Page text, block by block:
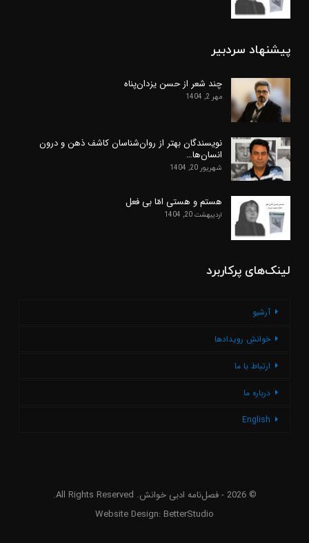
پیشنهاد سردبیر
چند شعر از حسن یزدان‌پناه
مهر 2, 1404
نویسندگان بهتر از روان‌شناسان کاشف ذهن و درون
انسان‌ها…
شهریور 20, 1404
هستم و هستی امّا بی فعل
اردیبهشت 20, 1404
لینک‌های پرکاربرد
آرشیو
خوانشِ رویدادها
ارتباط با ما
درباره ما
English
© 2026 - فصل‌نامه ادبی خوانش. All Rights Reserved.
Website Design: BetterStudio